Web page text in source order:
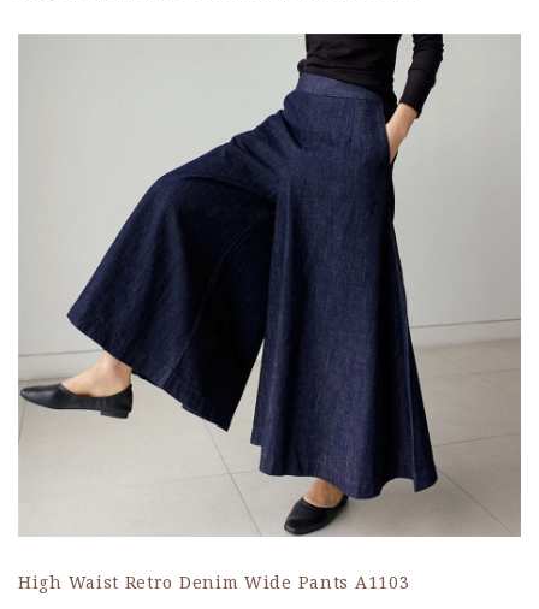
High Waist Retro Denim Wide Pants A1103